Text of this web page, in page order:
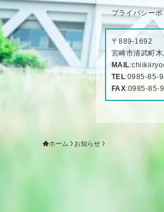
プライバシー
〒889-1692
宮崎市清武町
MAIL:
TEL:0985-85-
FAX:0985-85-
ホーム お知らせ